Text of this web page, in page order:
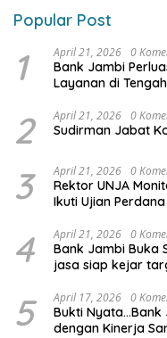
Popular Post
1 April 21, 2026 0
Bank Jambi
Layanan di
2 April 21, 2026 0
Sudirman Jabat
3 April 21, 2026 0
Rektor UNJA
Ikuti Ujian Perdana
4 April 21, 2026 0
Bank Jambi Buka
jasa siap kejar
5 April 17, 2026 0
Bukti Nyata…Bank
dengan Kinerja